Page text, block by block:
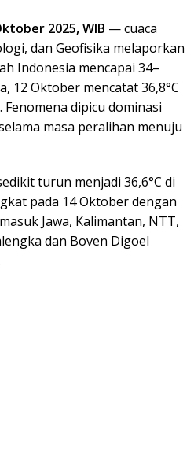
2025, WIB — cuaca
dan Geofisika melaporkan
Indonesia mencapai 34–
12 Oktober mencatat 36,8°C
dipicu dominasi
masa peralihan menuju
turun menjadi 36,6°C di
pada 14 Oktober dengan
Jawa, Kalimantan, NTT,
dan Boven Digoel